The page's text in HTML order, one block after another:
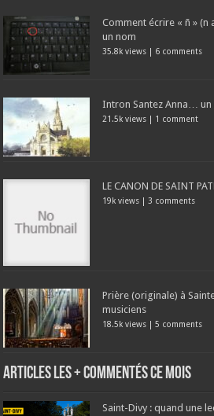
Comment écrire « ñ » (n
un nom
35.8k views | 6 comments
Intron Santez Anna… un
21.5k views | 1 comment
LE CANON DE SAINT
19k views | 3 comments
Prière (originale) à
musiciens
18.5k views |5 comments
Articles les + commentés ce mois
Saint-Divy : quand une